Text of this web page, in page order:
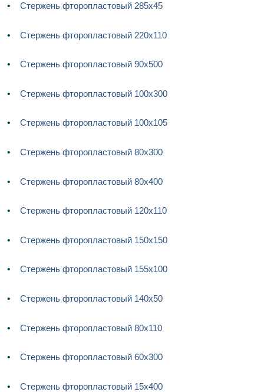
Стержень фторопластовый 285х45
Стержень фторопластовый 220х110
Стержень фторопластовый 90х500
Стержень фторопластовый 100х300
Стержень фторопластовый 100х105
Стержень фторопластовый 80х300
Стержень фторопластовый 80х400
Стержень фторопластовый 120х110
Стержень фторопластовый 150х150
Стержень фторопластовый 155х100
Стержень фторопластовый 140х50
Стержень фторопластовый 80х110
Стержень фторопластовый 60х300
Стержень фторопластовый 15х400